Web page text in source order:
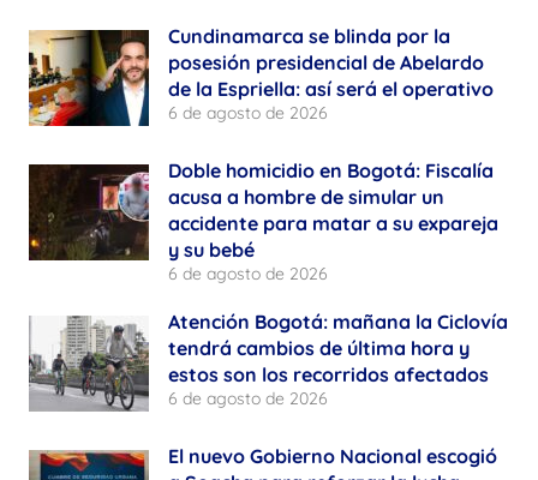
Cundinamarca se blinda por la
posesión presidencial de Abelardo
de la Espriella: así será el operativo
6 de agosto de 2026
Doble homicidio en Bogotá: Fiscalía
acusa a hombre de simular un
accidente para matar a su expareja
y su bebé
6 de agosto de 2026
Atención Bogotá: mañana la Ciclovía
tendrá cambios de última hora y
estos son los recorridos afectados
6 de agosto de 2026
El nuevo Gobierno Nacional escogió